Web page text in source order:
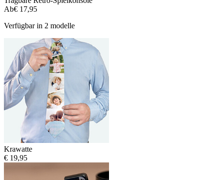
Ab€ 17,95
Verfügbar in 2 modelle
Krawatte
€ 19,95